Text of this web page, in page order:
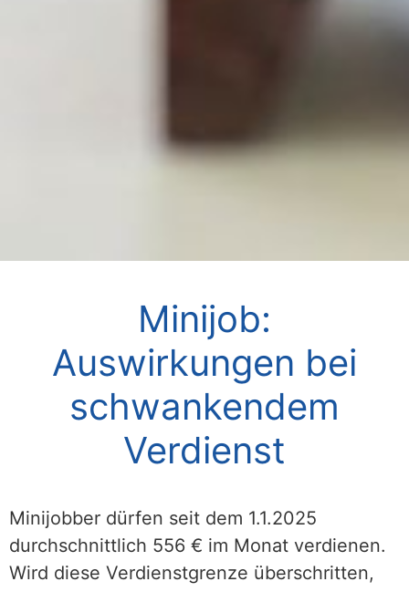
Minijob:
Auswirkungen bei
schwankendem
Verdienst
Minijobber dürfen seit dem 1.1.2025
durchschnittlich 556 € im Monat verdienen.
Wird diese Verdienstgrenze überschritten,